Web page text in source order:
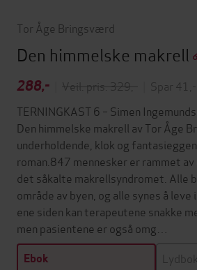
Tor Åge Bringsværd
Den himmelske makrell
288,- Veil. pris: 329,-
Spar 41,-
TERNINGKAST 6 – Simen
Den himmelske makrell av Tor Åge
underholdende, klok og
roman.847 mennesker er rammet av
det såkalte makrellsyndromet. Alle
område av byen, og alle synes å leve
ene siden kan terapeutene snakke
men pasientene er også omg…
Ebok
Lydbok